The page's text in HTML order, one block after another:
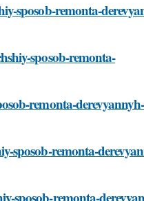
sposob-remonta-
sposob-remonta-
remonta-
sposob-remonta-
sposob-remonta-